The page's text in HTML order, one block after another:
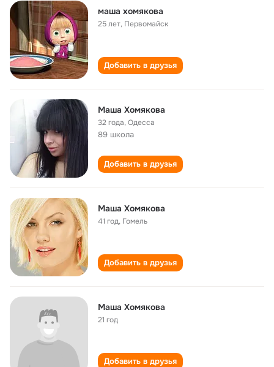
маша хомякова
25 лет, Первомайск
Добавить в друзья
Маша Хомякова
32 года,Одесса
89 школа
Добавить в друзья
Маша Хомякова
41 год, Гомель
Добавить в друзья
Маша Хомякова
21 год
Добавить в друзья